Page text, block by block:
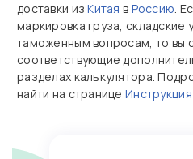
доставки изКитая в Россию.
маркировка груза, складские
таможенным вопросам, то вы
соответствующие
разделах калькулятора.
найти на странице